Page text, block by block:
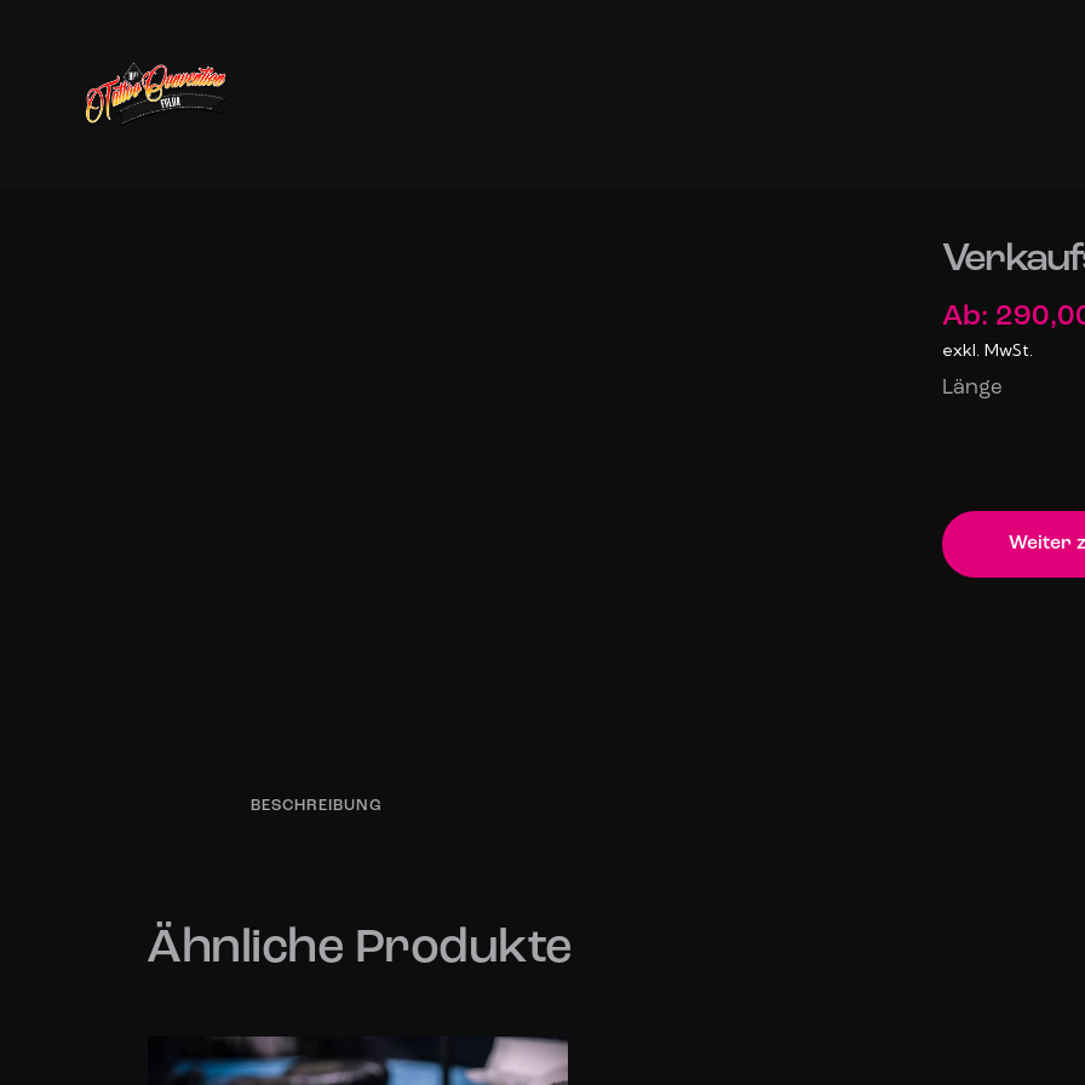
Ab:
exkl. MwSt.
Länge
Weiter
BESCHREIBUNG
Ähnliche Produkte